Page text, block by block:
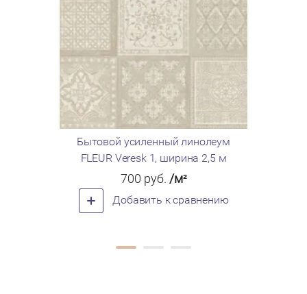
Бытовой усиленный линолеум
FLEUR Veresk 1, ширина 2,5 м
700 руб. /м²
Добавить к сравнению